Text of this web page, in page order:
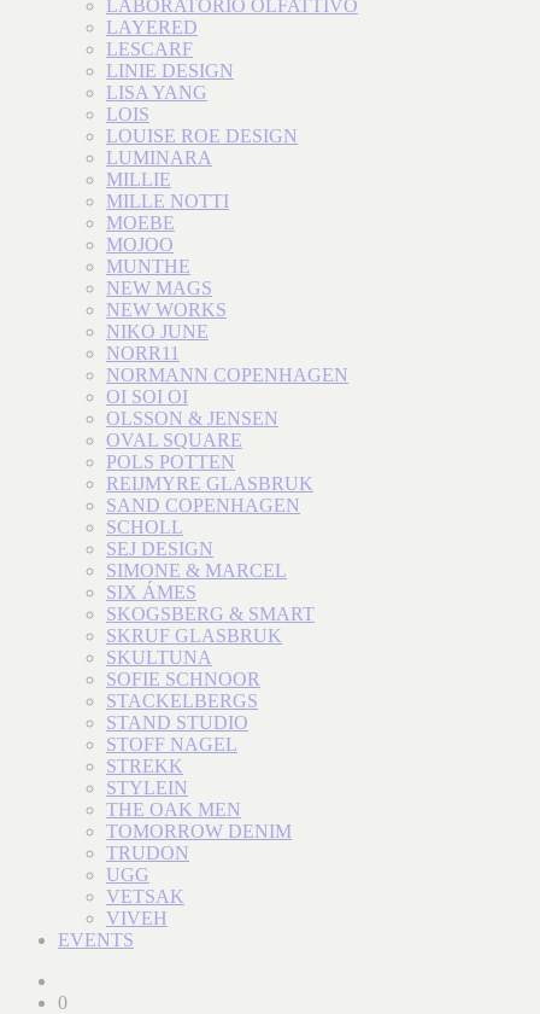
LABORATORIO OLFATTIVO
LAYERED
LESCARF
LINIE DESIGN
LISA YANG
LOIS
LOUISE ROE DESIGN
LUMINARA
MILLIE
MILLE NOTTI
MOEBE
MOJOO
MUNTHE
NEW MAGS
NEW WORKS
NIKO JUNE
NORR11
NORMANN COPENHAGEN
OI SOI OI
OLSSON & JENSEN
OVAL SQUARE
POLS POTTEN
REIJMYRE GLASBRUK
SAND COPENHAGEN
SCHOLL
SEJ DESIGN
SIMONE & MARCEL
SIX ÁMES
SKOGSBERG & SMART
SKRUF GLASBRUK
SKULTUNA
SOFIE SCHNOOR
STACKELBERGS
STAND STUDIO
STOFF NAGEL
STREKK
STYLEIN
THE OAK MEN
TOMORROW DENIM
TRUDON
UGG
VETSAK
VIVEH
EVENTS
0